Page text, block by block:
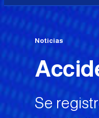
Noticias
Se